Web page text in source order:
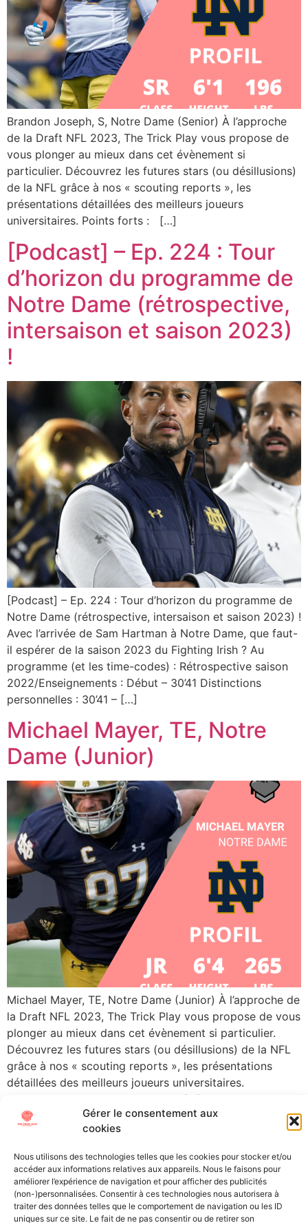
Gérer le consentement aux
cookies
Nous utilisons des technologies telles que les cookies pour stocker et/ou
accéder aux informations relatives aux appareils. Nous le faisons pour
améliorer l’expérience de navigation et pour afficher des publicités
(non-)personnalisées. Consentir à ces technologies nous autorisera à
traiter des données telles que le comportement de navigation ou les ID
uniques sur ce site. Le fait de ne pas consentir ou de retirer son
Brandon Joseph, S, Notre Dame (Senior) À l’approche
de la Draft NFL 2023, The Trick Play vous propose de
vous plonger au mieux dans cet évènement si
particulier. Découvrez les futures stars (ou désillusions)
de la NFL grâce à nos « scouting reports », les
présentations détaillées des meilleurs joueurs
universitaires. Points forts : […]
[Podcast] – Ep. 224 : Tour
d’horizon du programme de
Notre Dame (rétrospective,
intersaison et saison 2023)
!
[Podcast] – Ep. 224 : Tour d’horizon du programme de
Notre Dame (rétrospective, intersaison et saison 2023) !
Avec l’arrivée de Sam Hartman à Notre Dame, que faut-
il espérer de la saison 2023 du Fighting Irish ? Au
programme (et les time-codes) : Rétrospective saison
2022/Enseignements : Début – 30’41 Distinctions
personnelles : 30’41 – […]
Michael Mayer, TE, Notre
Dame (Junior)
Michael Mayer, TE, Notre Dame (Junior) À l’approche de
la Draft NFL 2023, The Trick Play vous propose de vous
plonger au mieux dans cet évènement si particulier.
Découvrez les futures stars (ou désillusions) de la NFL
grâce à nos « scouting reports », les présentations
détaillées des meilleurs joueurs universitaires.
Aujourd’hui, direction South Bend […]
plus ancien
All Texts Rights Reserved © 2023
Tous les textes présents sur ce site sont protégés par les droits